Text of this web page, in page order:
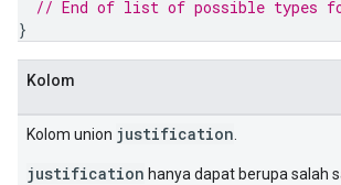
// End of list of possible types
}
Kolom
Kolom union justification
justification hanya dapat berupa salah